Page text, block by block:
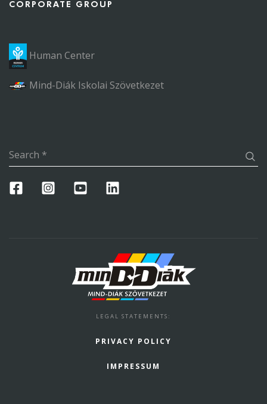
CORPORATE GROUP
Human Center
Mind-Diák Iskolai Szövetkezet
Search *
LEGAL STATEMENTS :
PRIVACY POLICY
IMPRESSUM